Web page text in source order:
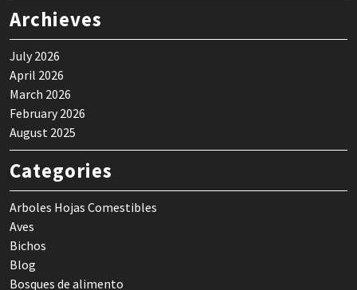
Archieves
July 2026
April 2026
March 2026
February 2026
August 2025
Categories
Arboles Hojas Comestibles
Aves
Bichos
Blog
Bosques de alimento